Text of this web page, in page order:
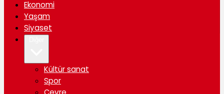
Ekonomi
Yaşam
Siyaset
Kültür sanat
Spor